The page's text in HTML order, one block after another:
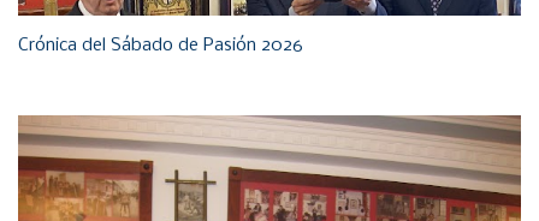
Crónica del Sábado de Pasión 2026